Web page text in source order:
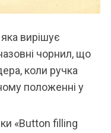
вирішує
чорнил, що
коли ручка
положенні у
«Button filling